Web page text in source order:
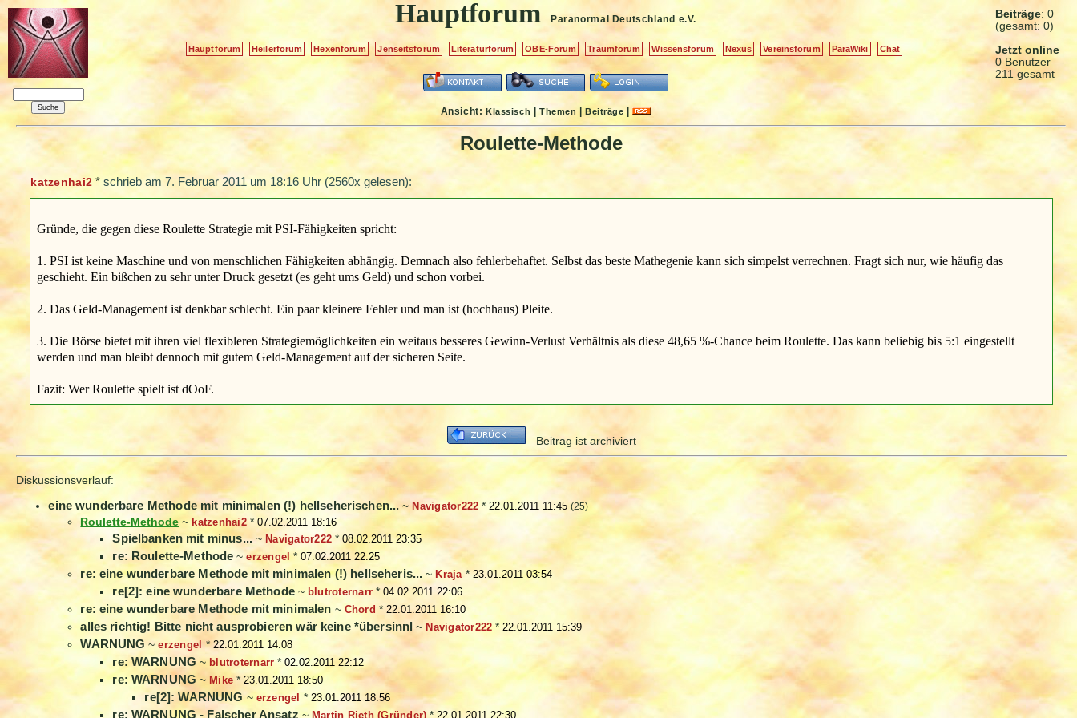
Beiträge: 0
(gesamt: 0)
Jetzt online
0 Benutzer
211 gesamt
Hauptforum Paranormal Deutschland e.V.
Hauptforum Heilerforum Hexenforum Jenseitsforum Literaturforum OBE-Forum Traumforum Wissensforum Nexus Vereinsforum ParaWiki Chat
Ansicht:Klassisch |Themen |Beiträge |
Roulette-Methode
katzenhai2 *schrieb am7. Februar 2011 um 18:16 Uhr(2560x gelesen):
Gründe, die gegen diese Roulette Strategie mit PSI-Fähigkeiten spricht:
1. PSI ist keine Maschine und von menschlichen Fähigkeiten abhängig. Demnach also fehlerbehaftet. Selbst das beste Mathegenie kann sich simpelst verrechnen. Fragt sich nur, wie häufig das
geschieht. Ein bißchen zu sehr unter Druck gesetzt (es geht ums Geld) und schon vorbei.
2. Das Geld-Management ist denkbar schlecht. Ein paar kleinere Fehler und man ist (hochhaus) Pleite.
3. Die Börse bietet mit ihren viel flexibleren Strategiemöglichkeiten ein weitaus besseres Gewinn-Verlust Verhältnis als diese 48,65 %-Chance beim Roulette. Das kann beliebig bis 5:1 eingestellt
werden und man bleibt dennoch mit gutem Geld-Management auf der sicheren Seite.
Fazit: Wer Roulette spielt ist dOoF.
Beitrag ist archiviert
Diskussionsverlauf:
eine wunderbare Methode mit minimalen (!) hellseherischen... ~ Navigator222 *22.01.2011 11:45 (25)
Roulette-Methode ~ katzenhai2* 07.02.2011 18:16
Spielbanken mit minus...~ Navigator222 *08.02.2011 23:35
re: Roulette-Methode ~erzengel *07.02.2011 22:25
re: eine wunderbare Methode mit minimalen (!) hellseheris... ~ Kraja*23.01.2011 03:54
re[2]: eine wunderbare Methode~ blutroternarr *04.02.2011 22:06
re: eine wunderbare Methode mit minimalen ~ Chord * 22.01.2011 16:10
alles richtig! Bitte nicht ausprobieren wär keine *übersinnl ~ Navigator222 *22.01.2011 15:39
WARNUNG ~erzengel*22.01.2011 14:08
re: WARNUNG~blutroternarr*02.02.2011 22:12
re: WARNUNG ~ Mike *23.01.2011 18:50
re[2]: WARNUNG~ erzengel * 23.01.2011 18:56
re: WARNUNG - Falscher Ansatz ~ Martin Rieth (Gründer) *22.01.2011 22:30